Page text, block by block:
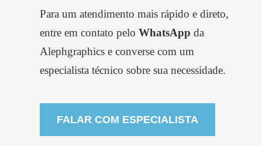
Para um atendimento mais rápido e direto,
entre em contato pelo WhatsApp da
Alephgraphicse converse com um
especialista técnico sobre sua necessidade.
FALAR COM ESPECIALISTA